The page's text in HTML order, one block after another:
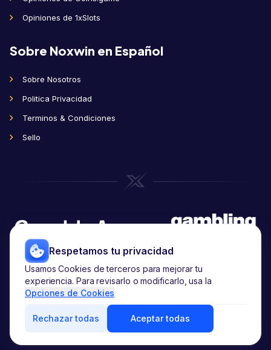
Opiniones de 1xSlots
Sobre Noxwin en Español
Sobre Nosotros
Politica Privacidad
Terminos & Condiciones
Sello
Copyright2026© noxwin.com.
Todos los derechos reservados.
Respetamos tu privacidad
Usamos Cookies de terceros para mejorar tu
experiencia. Para revisarlo o modificarlo, usa la
Opciones de Cookies
Rechazar todas Aceptar todas